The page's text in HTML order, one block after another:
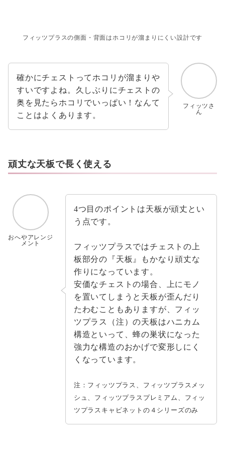
フィッツプラスの側面・背面はホコリが溜まりにくい設計です
フィッツさ
ん
確かにチェストってホコリが溜まりや
すいですよね。久しぶりにチェストの
奥を見たらホコリでいっぱい！なんて
ことはよくあります。
頑丈な天板で長く使える
おへやアレンジ
メント
4つ目のポイントは天板が頑丈とい
う点です。
フィッツプラスではチェストの上
板部分の『天板』もかなり頑丈な
作りになっています。
安価なチェストの場合、上にモノ
を置いてしまうと天板が歪んだり
たわむこともありますが、フィッ
ツプラス（注）の天板はハニカム
構造といって、蜂の巣状になった
強力な構造のおかげで変形しにく
くなっています。
注：フィッツプラス、フィッツプラスメッ
シュ、フィッツプラスプレミアム、フィッ
ツプラスキャビネットの４シリーズのみ